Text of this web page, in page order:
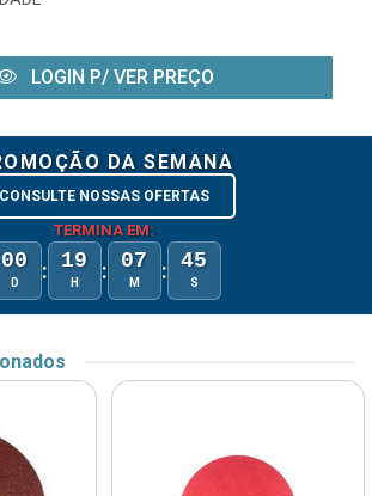
LOGIN P/ VER PREÇO
DA SEMANA
CONSULTE NOSSAS OFERTAS
TERMINA EM:
00
D : 19
H : 07
M : 45
S